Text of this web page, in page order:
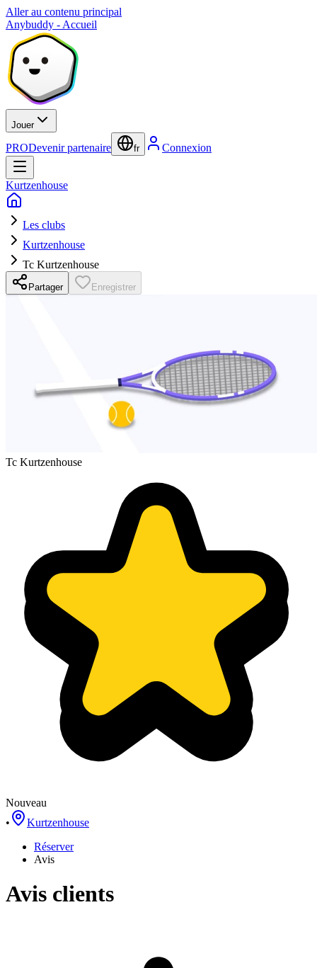
Aller au contenu principal
Anybuddy - Accueil
Jouer
PRODevenir partenaire fr Connexion
Kurtzenhouse
Les clubs
Kurtzenhouse
Tc Kurtzenhouse
Partager Enregistrer
Tc Kurtzenhouse
Nouveau
•
Kurtzenhouse
Réserver
Avis
Avis clients